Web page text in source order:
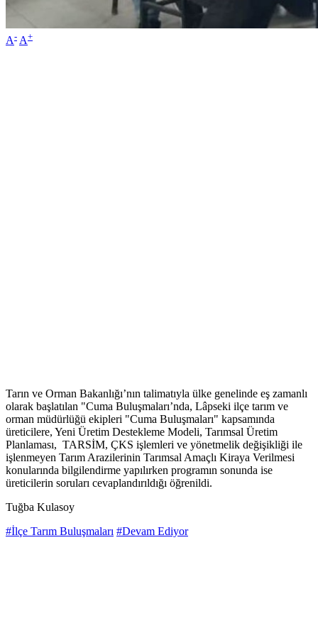
A- A+
Tarın ve Orman Bakanlığı’nın talimatıyla ülke genelinde eş zamanlı
olarak başlatılan "Cuma Buluşmaları’nda, Lâpseki ilçe tarım ve
orman müdürlüğü ekipleri "Cuma Buluşmaları" kapsamında
üreticilere, Yeni Üretim Destekleme Modeli, Tarımsal Üretim
Planlaması, TARSİM, ÇKS işlemleri ve yönetmelik değişikliği ile
işlenmeyen Tarım Arazilerinin Tarımsal Amaçlı Kiraya Verilmesi
konularında bilgilendirme yapılırken programın sonunda ise
üreticilerin soruları cevaplandırıldığı öğrenildi.
Tuğba Kulasoy
#İlçe Tarım Buluşmaları #Devam Ediyor